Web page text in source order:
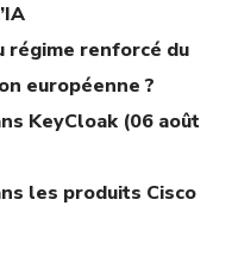
régime renforcé du
européenne ?
KeyCloak (06 août
les produits Cisco